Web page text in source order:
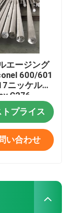
エージング
600/601
ニッケル合
C276
プライス
い合わせ